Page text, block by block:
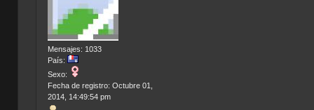
Mensajes: 1033
País:
Sexo:
Fecha de registro: Octubre 01,
2014, 14:49:54 pm